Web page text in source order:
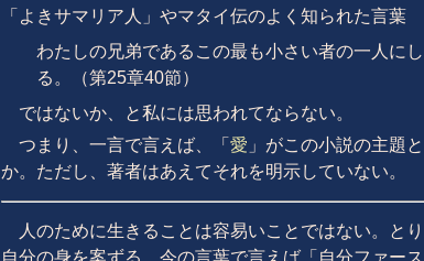
「よきサマリア人」やマタイ伝のよく知られた言葉
わたしの兄弟であるこの最も小さい者の一人に
る。（第25章40節）
ではないか、と私には思われてならない。
つまり、一言で言えば、「 愛 」がこの小説の主題
か。ただし、著者はあえてそれを明示していない。
人のために生きることは容易いことではない。と
自分の身を案ずる、今の言葉で言えば「自分ファー